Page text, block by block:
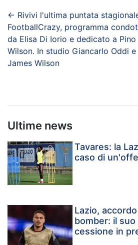
← Rivivi l'ultima puntata
FootballCrazy, programma
da Elisa Di Iorio e dedicato a Pino
Wilson. In studio Giancarlo Oddi e
James Wilson
Ultime news
Tavares: la
caso di
Lazio,
bomber: il
cessione in